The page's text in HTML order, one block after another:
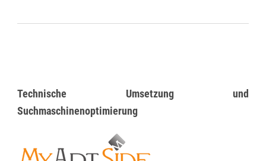
Technische Umsetzung und
Suchmaschinenoptimierung